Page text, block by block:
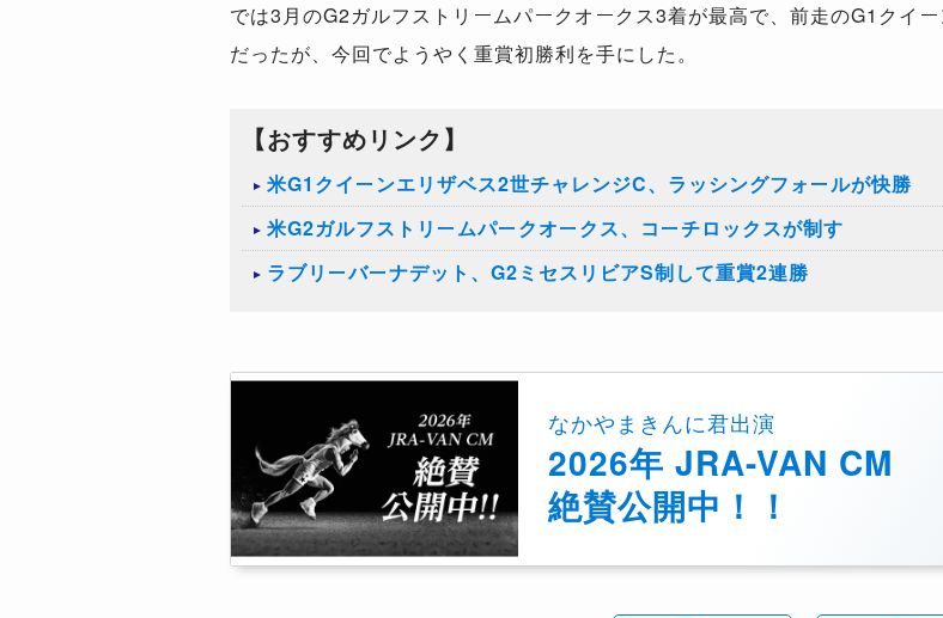
では3月のG2ガルフストリームパークオークス3着が最高で、前走のG1クイ
だったが、今回でようやく重賞初勝利を手にした。
【おすすめリンク】
米G1クイーンエリザベス2世チャレンジC、ラッシングフォールが快勝
米G2ガルフストリームパークオークス、コーチロックスが制す
ラブリーバーナデット、G2ミセスリビアS制して重賞2連勝
なかやまきんに君出演
2026年 JRA-VAN CM
絶賛公開中！！